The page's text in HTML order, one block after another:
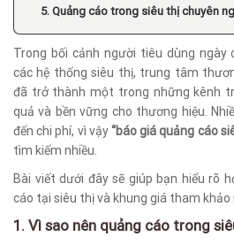
5. Quảng cáo trong siêu thị chuyên
Trong bối cảnh người tiêu dùng
các hệ thống siêu thị, trung tâm
đã trở thành một trong những kênh
quả và bền vững cho thương hiệu.
đến chi phí, vì vậy“báo giá quảng cáo
tìm kiếm nhiều.
Bài viết dưới đây sẽ giúp bạn hiểu rõ
cáo tại siêu thị và khung giá tham khảo
1. Vì sao nên quảng cáo trong